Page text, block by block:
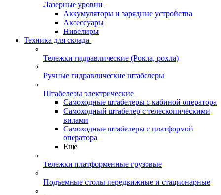
Лазерные уровни
Аккумуляторы и зарядные устройства
Аксессуары
Нивелиры
Техника для склада
Тележки гидравлические (Рокла, рохла)
Ручные гидравлические штабелеры
Штабелеры электрические
Самоходные штабелеры с кабиной оператора
Самоходный штабелер с телескопическими
вилами
Самоходные штабелеры с платформой
оператора
Еще
Тележки платформенные грузовые
Подъемные столы передвижные и стационарные